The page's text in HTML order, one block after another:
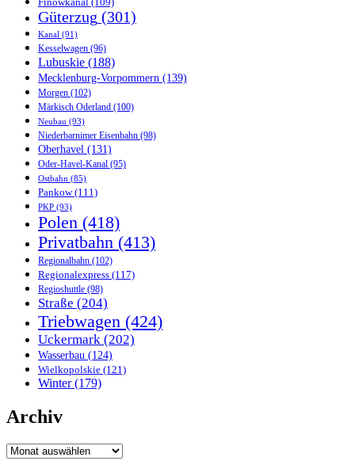
Finowkanal (109)
Güterzug (301)
Kanal (91)
Kesselwagen (96)
Lubuskie (188)
Mecklenburg-Vorpommern (139)
Morgen (102)
Märkisch Oderland (100)
Neubau (93)
Niederbarnimer Eisenbahn (98)
Oberhavel (131)
Oder-Havel-Kanal (95)
Ostbahn (85)
Pankow(111)
PKP (93)
Polen (418)
Privatbahn (413)
Regionalbahn (102)
Regionalexpress (117)
Regioshuttle (98)
Straße (204)
Triebwagen (424)
Uckermark (202)
Wasserbau (124)
Wielkopolskie (121)
Winter(179)
Archiv
Archiv